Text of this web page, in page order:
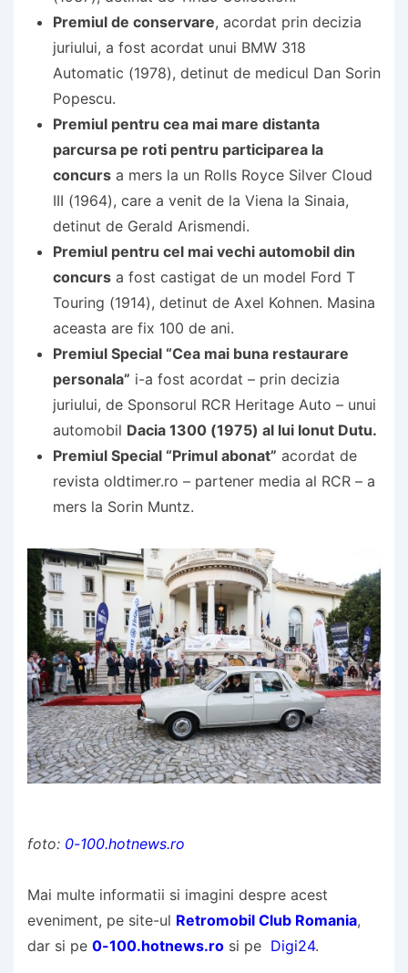
Premiul de conservare, acordat prin decizia
juriului, a fost acordat unui BMW 318
Automatic (1978), detinut de medicul Dan Sorin
Popescu.
Premiul pentru cea mai mare distanta
parcursa pe roti pentru participarea la
concurs a mers la un Rolls Royce Silver Cloud
III (1964), care a venit de la Viena la Sinaia,
detinut de Gerald Arismendi.
Premiul pentru cel mai vechi automobil din
concurs a fost castigat de un model Ford T
Touring (1914), detinut de Axel Kohnen. Masina
aceasta are fix 100 de ani.
Premiul Special “Cea mai buna restaurare
personala” i-a fost acordat – prin decizia
juriului, de Sponsorul RCR Heritage Auto – unui
automobil Dacia 1300 (1975) al lui Ionut Dutu.
Premiul Special “Primul abonat” acordat de
revista oldtimer.ro – partener media al RCR – a
mers la Sorin Muntz.
foto: 0-100.hotnews.ro
Mai multe informatii si imagini despre acest
eveniment, pe site-ul Retromobil Club Romania,
dar si pe 0-100.hotnews.ro si pe Digi24.